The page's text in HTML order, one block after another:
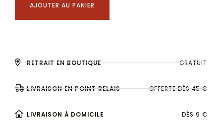
AJOUTER AU PANIER
RETRAIT EN BOUTIQUE GRATUIT
LIVRAISON EN POINT RELAIS OFFERTE DÈS 45 €
LIVRAISON À DOMICILE DÈS 9 €